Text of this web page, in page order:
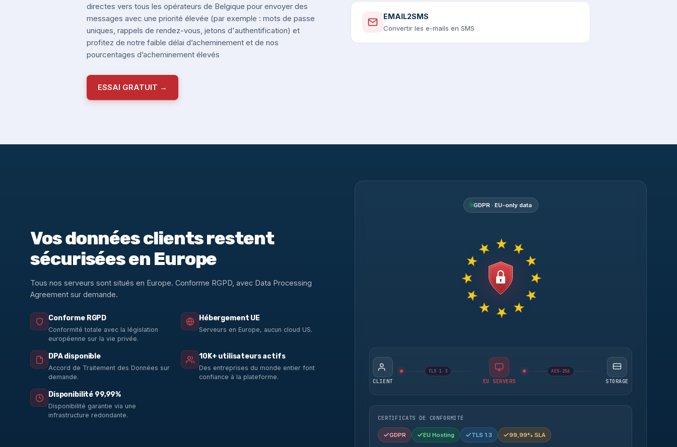
directes vers tous les opérateurs de Belgique pour envoyer des
messages avec une priorité élevée (par exemple : mots de passe
uniques, rappels de rendez-vous, jetons d'authentification) et
profitez de notre faible délai d’acheminement et de nos
pourcentages d’acheminement élevés
ESSAI GRATUIT →
EMAIL2SMS
Convertir les e-mails en SMS
Vos données clients restent
sécurisées en Europe
Tous nos serveurs sont situés en Europe. Conforme RGPD, avec Data Processing
Agreement sur demande.
Conforme RGPD
Conformité totale avec la législation
européenne sur la vie privée.
Hébergement UE
Serveurs en Europe, aucun cloud US.
DPA disponible
Accord de Traitement des Données sur
demande.
10K+ utilisateurs actifs
Des entreprises du monde entier font
confiance à la plateforme.
Disponibilité 99,99%
Disponibilité garantie via une
infrastructure redondante.
GDPR · EU-only data
CLIENT
TLS 1.3
EU SERVERS
AES-256
STORAGE
CERTIFICATS DE CONFORMITÉ
GDPR EU Hosting TLS 1.3 99,99% SLA